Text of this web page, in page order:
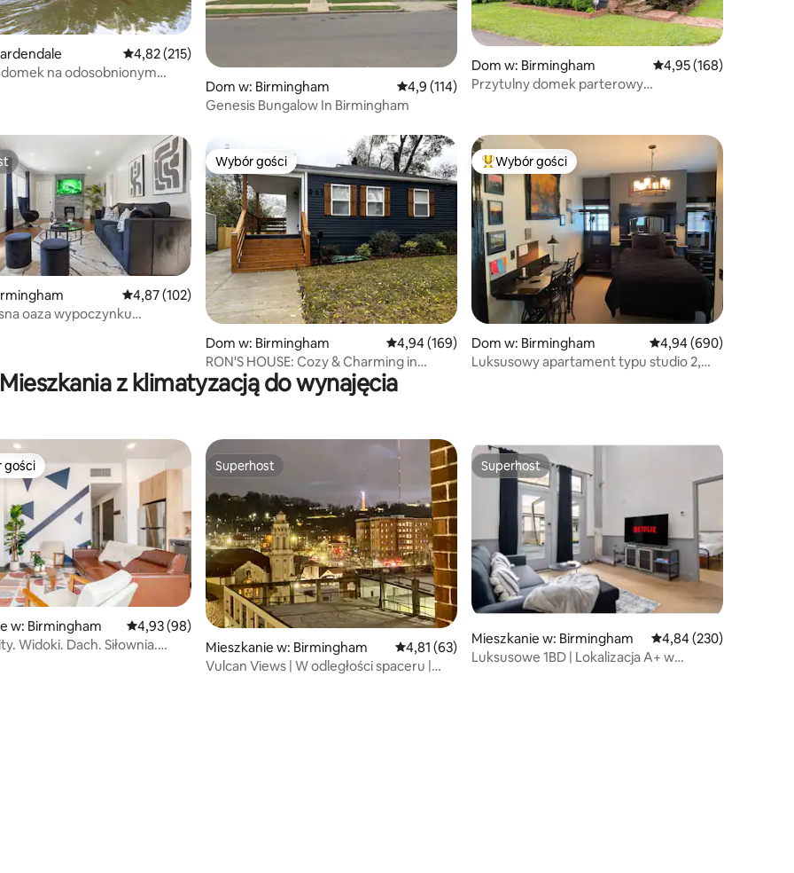
liczba recenzji: 401
Średnia ocena: 4,82 na 5, liczba recenzji: 215
4,82 (215)
na odosobnionym
Dom w: Birmingham Średnia ocena: 4,9 na 5, liczba recenzji: 114
4,9 (114)
Genesis Bungalow In Birmingham
Dom w: Birmingham Średnia ocena: 4,95
4,95 (168)
Przytulny domek parterowy
recenzji: 806
Średnia ocena: 4,87 na 5, liczba recenzji: 102
4,87 (102)
oaza wypoczynku
Wybór gości
Wybór gości
Dom w: Birmingham Średnia ocena: 4,94 na 5, liczba recenzji: 169
4,94 (169)
RON'S HOUSE: Cozy & Charming in
Revitalizing Area
Najpopularniejsze z kategorii Wybór gości
Wybór gości
Dom w: Birmingham Średnia ocena: 4,94 na
4,94 (690)
Luksusowy apartament typu studio 2,
Mieszkania z klimatyzacją do wynajęcia
liczba recenzji: 61
z kategorii Wybór gości
gości
w: Birmingham Średnia ocena: 4,93 na 5, liczba recenzji: 98
4,93 (98)
Widoki. Dach. Siłownia.
Superhost
Superhost
Mieszkanie w: Birmingham Średnia ocena: 4,81 na 5, liczba recenzji: 63
4,81 (63)
Vulcan Views | W odległości spaceru |
Superhost
Superhost
Mieszkanie w: Birmingham Średnia ocena: 4,84
4,84 (230)
Luksusowe 1BD | Lokalizacja A+ w